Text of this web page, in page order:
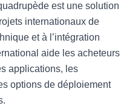
est une solution
internationaux de
et à l’intégration
aide les acheteurs
applications, les
options de déploiement